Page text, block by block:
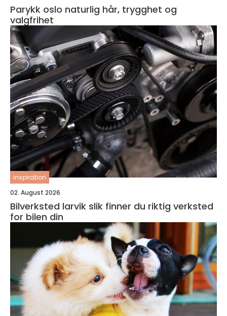
Parykk oslo naturlig hår, trygghet og
valgfrihet
inspiration
02. August 2026
Bilverksted larvik slik finner du riktig verksted
for bilen din